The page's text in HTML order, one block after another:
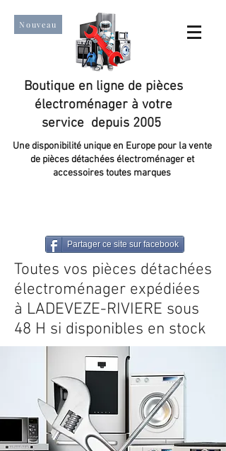
Nouveau
Boutique en ligne de pièces
électroménager à votre
service depuis 2005
Une disponibilité unique en Europe pour la vente
de pièces détachées électroménager et
accessoires toutes marques
Partager ce site sur facebook
Toutes vos pièces détachées
électroménager expédiées
à LADEVEZE-RIVIERE sous
48 H si disponibles en stock